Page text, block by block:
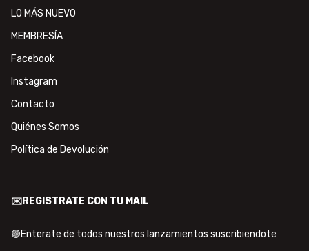
LO MÁS NUEVO
MEMBRESÍA
Facebook
Instagram
Contacto
Quiénes Somos
Política de Devolución
✉️REGISTRATE CON TU MAIL
🟢Enterate de todos nuestros lanzamientos suscribiendote